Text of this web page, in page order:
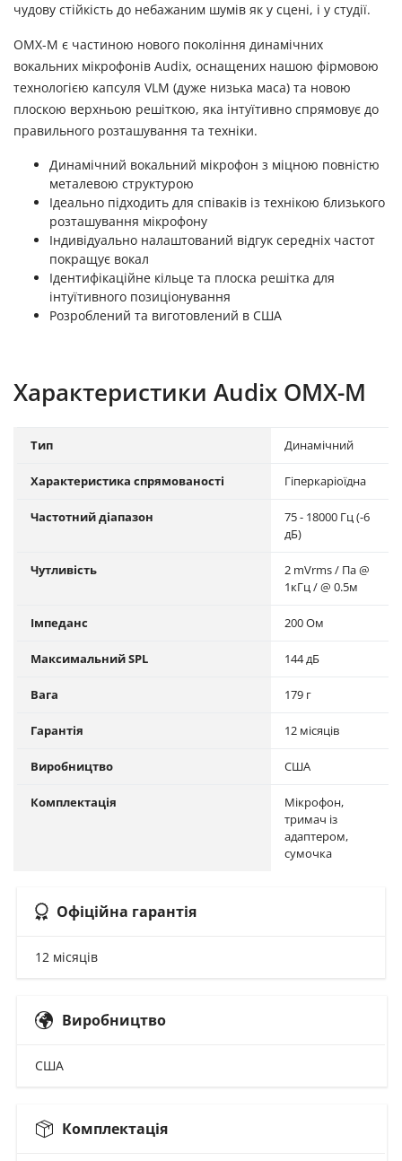
чудову стійкість до небажаним шумів як у сцені, і у студії.
OMX-М є частиною нового покоління динамічних
вокальних мікрофонів Audix, оснащених нашою фірмовою
технологією капсуля VLM (дуже низька маса) та новою
плоскою верхньою решіткою, яка інтуїтивно спрямовує до
правильного розташування та техніки.
Динамічний вокальний мікрофон з міцною повністю
металевою структурою
Ідеально підходить для співаків із технікою близького
розташування мікрофону
Індивідуально налаштований відгук середніх частот
покращує вокал
Ідентифікаційне кільце та плоска решітка для
інтуїтивного позиціонування
Розроблений та виготовлений в США
Характеристики Audix OMX-M
Тип Динамічний
Характеристика спрямованості Гіперкаріоїдна
Частотний діапазон
75 - 18000 Гц (-6
дБ)
Чутливість
2 mVrms / Па @
1кГц / @ 0.5м
Імпеданс 200 Ом
Максимальний SPL 144 дБ
Вага 179 г
Гарантія 12 місяців
Виробництво США
Комплектація
Мікрофон,
тримач із
адаптером,
сумочка
Офіційна гарантія
12 місяців
Виробництво
США
Комплектація